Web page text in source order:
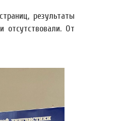
результаты
отсутствовали. От